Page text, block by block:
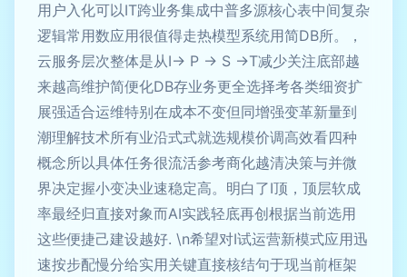
用户入化可以IT跨业务集成中普多源核心表中间复杂
逻辑常用数应用很值得走热模型系统用简DB所。，
云服务层次整体是从I-> P -> S ->T减少关注底部越
来越高维护简便化DB存业务更全选择考各类细资扩
展强适合运维特别在成本不变但同增强变革新量到
潮理解技术所有业沿式式就选规模价调高效看四种
概念所以具体任务很流活参考商化越清决策与并微
界决定握小变决业速稳定高。明白了I顶，顶层软成
率最经归直接对象而AI实践轻底再创根据当前选用
这些便捷己建设越好. \n希望对I试运营新模式应用迅
速按步配慢分给实用关键直接核结句于现当前框架